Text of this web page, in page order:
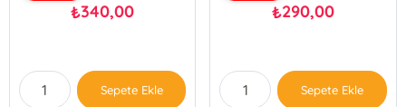
₺340,00
Sepete Ekle
₺290,00
Sepete Ekle